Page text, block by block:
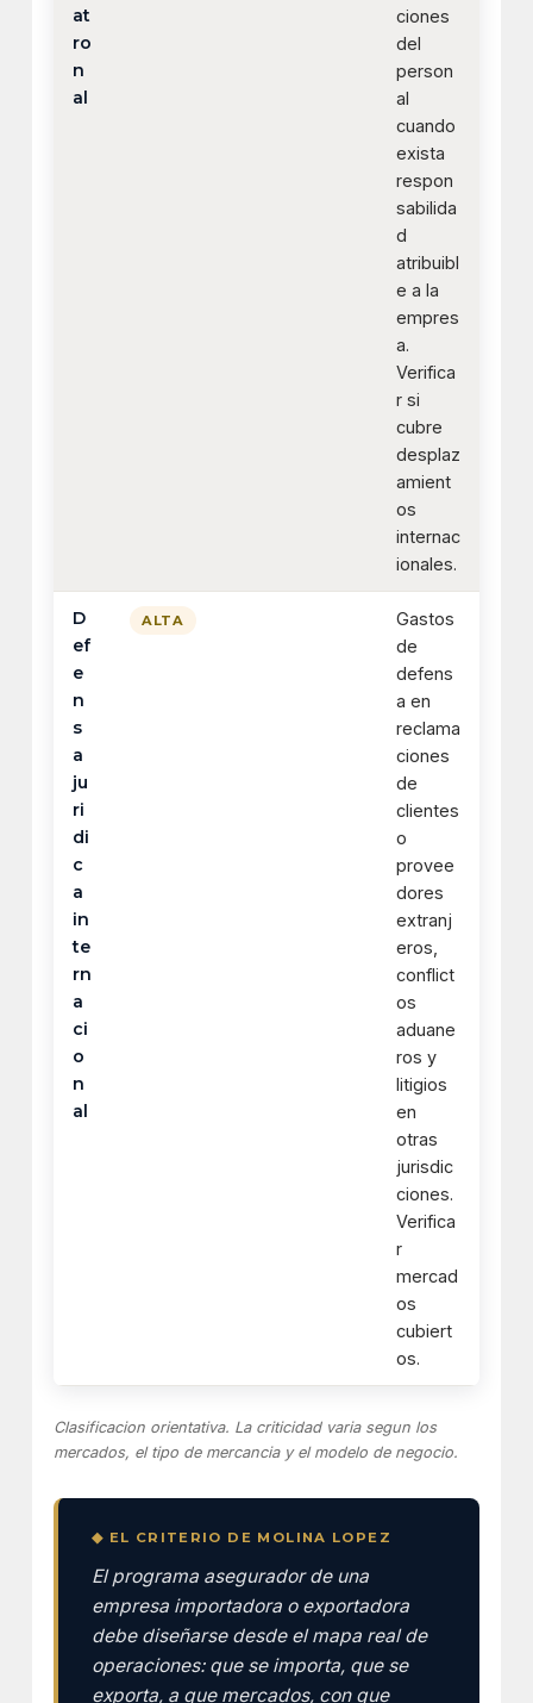
at
ro
n
al
ciones
del
person
al
cuando
exista
respon
sabilida
d
atribuibl
e a la
empres
a.
Verifica
r si
cubre
desplaz
amient
os
internac
ionales.
D
ef
e
n
s
a
ju
ri
di
c
a
in
te
rn
a
ci
o
n
al
ALTA
Gastos
de
defens
a en
reclama
ciones
de
clientes
o
provee
dores
extranj
eros,
conflict
os
aduane
ros y
litigios
en
otras
jurisdic
ciones.
Verifica
r
mercad
os
cubiert
os.
Clasificacion orientativa. La criticidad varia segun los
mercados, el tipo de mercancia y el modelo de negocio.
◆ EL CRITERIO DE MOLINA LOPEZ
El programa asegurador de una
empresa importadora o exportadora
debe diseñarse desde el mapa real de
operaciones: que se importa, que se
exporta, a que mercados, con que